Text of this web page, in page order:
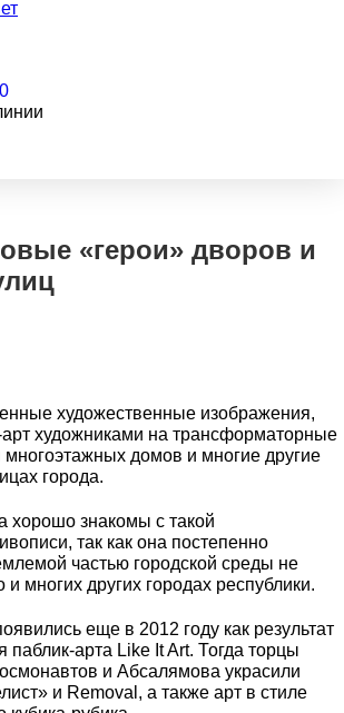
«герои» дворов и
художественные изображения,
художниками на трансформаторные
многоэтажных домов и многие другие
города.
хорошо знакомы с такой
так как она постепенно
частью городской среды не
и многих других городах республики.
еще в 2012 году как результат
паблик-арта Like It Art. Тогда торцы
и Абсалямова украсили
и Removal, а также арт в стиле